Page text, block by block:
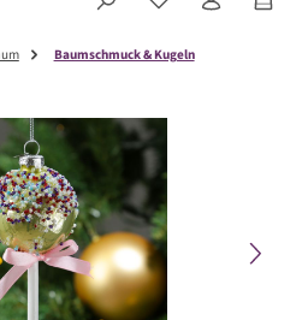
Baumschmuck & Kugeln